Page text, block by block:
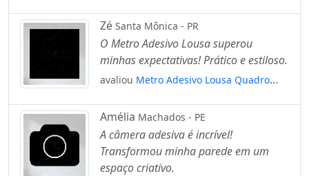
Recreação Atividade Bebê Mod:4117
Zé Santa Mônica - PR
O Metro Adesivo Lousa superou
minhas expectativas! Prático e estiloso.
avaliou Metro Adesivo Lousa Quadro
Mod:123
Amélia Machados - PE
A câmera adesiva é incrível!
Transformou minha parede em um
espaço criativo.